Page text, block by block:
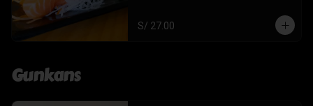
S/ 27.00
Gunkans